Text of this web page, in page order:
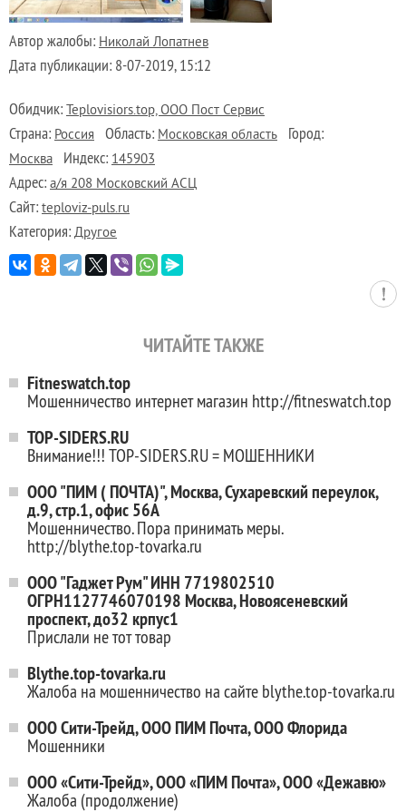
Автор жалобы: Николай Лопатнев
Дата публикации: 8-07-2019, 15:12
Обидчик: Teplovisiors.top, ООО Пост Сервис
Страна: Россия Область: Московская область Город:
Москва Индекс: 145903
Адрес: а/я 208 Московский АСЦ
Сайт: teploviz-puls.ru
Категория: Другое
ЧИТАЙТЕ ТАКЖЕ
Fitneswatch.top
Мошенничество интернет магазин http://fitneswatch.top
TOP-SIDERS.RU
Внимание!!! TOP-SIDERS.RU = МОШЕННИКИ
ООО "ПИМ ( ПОЧТА)", Москва, Сухаревский переулок,
д.9, стр.1, офис 56А
Мошенничество. Пора принимать меры.
http://blythe.top-tovarka.ru
ООО "Гаджет Рум" ИНН 7719802510
ОГРН1127746070198 Москва, Новоясеневский
проспект, до32 крпус1
Прислали не тот товар
Blythe.top-tovarka.ru
Жалоба на мошенничество на сайте blythe.top-tovarka.ru
ООО Сити-Трейд, ООО ПИМ Почта, ООО Флорида
Мошенники
ООО «Сити-Трейд», ООО «ПИМ Почта», ООО «Дежавю»
Жалоба (продолжение)